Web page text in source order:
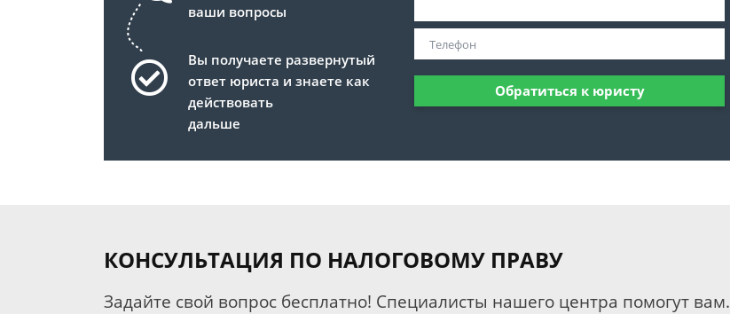
ваши вопросы
Вы получаете развернутый
ответ юриста и знаете как
действовать
дальше
Обратиться к юристу
КОНСУЛЬТАЦИЯ ПО НАЛОГОВОМУ ПРАВУ
Задайте свой вопрос бесплатно! Специалисты нашего центра помогут вам.